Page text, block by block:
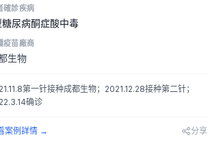
確診疾病
糖尿病酮症酸中毒
疫苗廠商
生物
第一针接种成都生物；2021.12.28接种第二针；
确诊
案例詳情→ 分享